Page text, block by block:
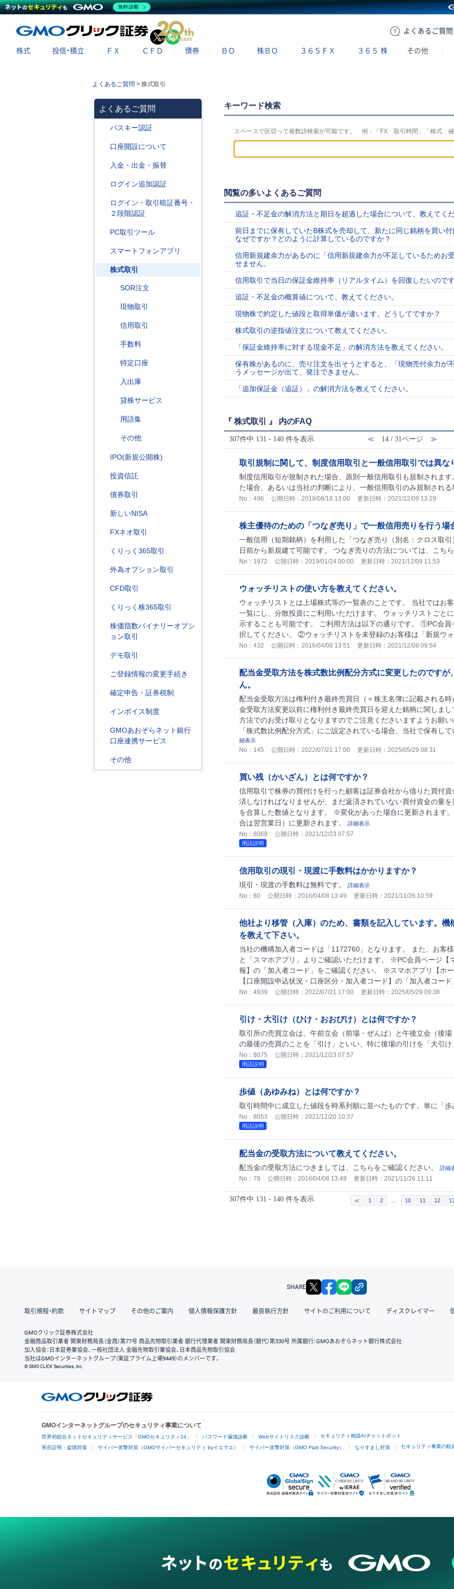
よくある ご質問
X
株式 投信・積立 ＦＸ ＣＦＤ 債券 ＢＯ 株ＢＯ ３６５ＦＸ ３６５ 株 その他
よくあるご質問 > 株式取引
よくあるご質問
パスキー認証
口座開設について
入金・出金・振替
ログイン追加認証
ログイン・取引暗証番号・
２段階認証
PC取引ツール
スマートフォンアプリ
株式取引
SOR注文
現物取引
信用取引
手数料
特定口座
入出庫
貸株サービス
用語集
その他
IPO(新規公開株)
投資信託
債券取引
新しいNISA
FXネオ取引
くりっく365取引
外為オプション取引
CFD取引
くりっく株365取引
株価指数バイナリーオプシ
ョン取引
デモ取引
ご登録情報の変更手続き
確定申告・証券税制
インボイス制度
GMOあおぞらネット銀行
口座連携サービス
その他
キーワード検索
スペースで区切って複数語検索が可能です。 例：「FX 取引時間」「株式
閲覧の多いよくあるご質問
追証・不足金の解消方法と期日を超過した場合について、教えてく
前日までに保有していたB株式を売却して、新たに同じ銘柄を買い
なぜですか？どのように計算しているのですか？
信用新規建余力があるのに「信用新規建余力が不足しているためお
せません。
信用取引で当日の保証金維持率（リアルタイム）を回復したいので
追証・不足金の概算値について、教えてください。
現物株で約定した値段と取得単価が違います。どうしてですか？
株式取引の逆指値注文について教えてください。
「保証金維持率に対する現金不足」の解消方法を教えてください。
保有株があるのに、売り注文を出そうとすると、「現物売付余力が
うメッセージが出て、発注できません。
「追加保証金（追証）」の解消方法を教えてください。
『 株式取引 』 内のFAQ
307件中 131 - 140 件を表示 ≪ 14 / 31ページ ≫
取引規制に関して、制度信用取引と一般信用取引では異な
制度信用取引が規制された場合、原則一般信用取引も規制されま
た場合、あるいは当社の判断により、一般信用取引のみ規制され
No：496 公開日時：2018/08/18 13:00 更新日時：2021/12/09 13:29
株主優待のための「つなぎ売り」で一般信用売りを行う
一般信用（短期銘柄）を利用した「つなぎ売り（別名：クロス取
日前から新規建て可能です。 つなぎ売りの方法については、こち
No：1972 公開日時：2019/01/24 00:00 更新日時：2021/12/09 11:53
ウォッチリストの使い方を教えてください。
ウォッチリストとは上場株式等の一覧表のことです。 当社ではお
一覧にし、分散投資にご利用いただけます。 ウォッチリストごと
示することも可能です。 ご利用方法は以下の通りです。 ①PC会
択してください。 ②ウォッチリストを未登録のお客様は「新規ウ
No：432 公開日時：2016/04/08 13:51 更新日時：2021/12/08 09:54
配当金受取方法を株式数比例配分方式に変更したのです
ん。
配当金受取方法は権利付き最終売買日（＝株主名簿に記載される
金受取方法変更以前に権利付き最終売買日を迎えた銘柄に関しま
方法でのお受け取りとなりますのでご注意くださいますようお願
「株式数比例配分方式」にご設定されている場合、当社で保有し
細表示
No：145 公開日時：2022/07/21 17:00 更新日時：2025/05/29 08:31
買い残（かいざん）とは何ですか？
信用取引で株券の買付けを行った顧客は証券会社から借りた買付
済しなければなりませんが、まだ返済されていない買付資金の量
を合算した数値となります。 ※変化があった場合に更新されま
合は翌営業日）に更新されます。
詳細表示
No：8068 公開日時：2021/12/23 07:57
用語説明
信用取引の現引・現渡に手数料はかかりますか？
現引・現渡の手数料は無料です。 詳細表示
No：60 公開日時：2016/04/08 13:49 更新日時：2021/11/26 10:59
他社より移管（入庫）のため、書類を記入しています。
を教えて下さい。
当社の機構加入者コードは「1172760」となります。 また、お客
と「スマホアプリ」よりご確認いただけます。 ※PC会員ページ【
報】の「加入者コード」をご確認ください。 ※スマホアプリ【ホ
【口座開設申込状況・口座区分・加入者コード】の「加入者コー
No：4939 公開日時：2022/07/21 17:00 更新日時：2025/05/29 09:38
引け・大引け（ひけ・おおびけ）とは何ですか？
取引所の売買立会は、午前立会（前場・ぜんば）と午後立会（後
の最後の売買のことを「引け」といい、特に後場の引けを「大引
No：8075 公開日時：2021/12/23 07:57
用語説明
歩値（あゆみね）とは何ですか？
取引時間中に成立した値段を時系列順に並べたものです。単に「
No：8053 公開日時：2021/12/20 10:37
用語説明
配当金の受取方法について教えてください。
配当金の受取方法につきましては、こちらをご確認ください。 詳細
No：78 公開日時：2016/04/08 13:49 更新日時：2021/11/26 11:11
307件中 131 - 140 件を表示 ≪ 1 2 10 11 12
SHARE X facebook
取引規程・約款 サイトマップ その他のご案内 個人情報保護方針 最良執行方針 サイトのご利用について ディスクレイマー
GMOクリック証券株式会社
金融商品取引業者 関東財務局長（金商）第77号 商品先物取引業者 銀行代理業者 関東財務局長（銀代）第330号 所属銀行：GMOあおぞらネット銀行株式会社
加入協会：日本証券業協会、一般社団法人 金融先物取引業協会、日本商品先物取引協会
当社はGMOインターネットグループ（東証プライム上場9449）のメンバーです。
© GMO CLICK Securities, Inc.
GMOインターネットグループのセキュリティ事業について
世界初総合ネットセキュリティサービス「GMOセキュリティ24」 パスワード漏洩診断 Webサイトリスク診断 セキュリティ相談AIチャットボット
実在証明・盗聴対策 サイバー攻撃対策（GMOサイバーセキュリティ byイエラエ） サイバー攻撃対策（GMO Flatt Security） なりすまし対策 セキュリティ事業の軌
無料診断